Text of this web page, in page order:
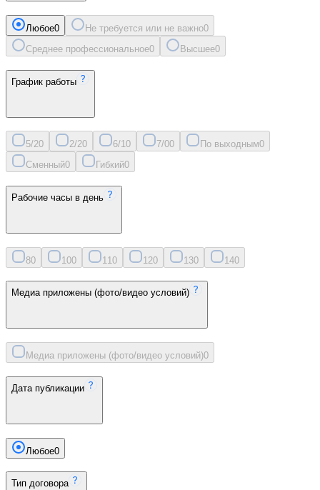
Любое0 Не требуется или не важно0
Среднее профессиональное0 Высшее0
График работы
5/20 2/20 6/10 7/00 По выходным0
Сменный0 Гибкий0
Рабочие часы в день
80 100 11 0 120 130 140
Медиа приложены (фото/видео условий)
Медиа приложены (фото/видео условий)0
Дата публикации
Любое0
Тип договора